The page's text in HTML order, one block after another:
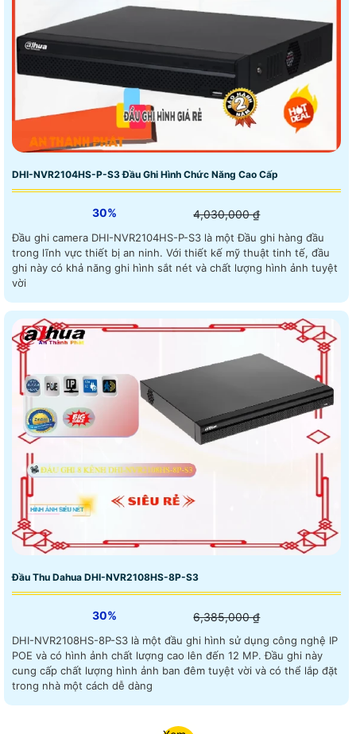
DHI-NVR2104HS-P-S3 Đầu Ghi Hình Chức Năng Cao Cấp
30% 4,030,000 ₫
Đầu ghi camera DHI-NVR2104HS-P-S3 là một Đầu ghi hàng đầu
trong lĩnh vực thiết bị an ninh. Với thiết kế mỹ thuật tinh tế, đầu
ghi này có khả năng ghi hình sắt nét và chất lượng hình ảnh tuyệt
vời
Đầu Thu Dahua DHI-NVR2108HS-8P-S3
30% 6,385,000 ₫
DHI-NVR2108HS-8P-S3 là một đầu ghi hình sử dụng công nghệ IP
POE và có hình ảnh chất lượng cao lên đến 12 MP. Đầu ghi này
cung cấp chất lượng hình ảnh ban đêm tuyệt vời và có thể lắp đặt
trong nhà một cách dễ dàng